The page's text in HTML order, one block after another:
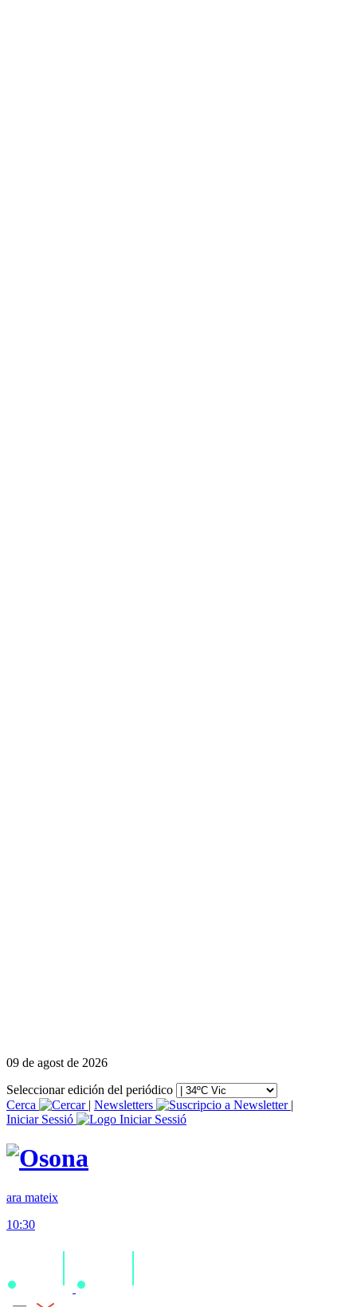
09 de agost de 2026
Seleccionar edición del periódico
Cerca
| Newsletters
|
Iniciar Sessió
ara mateix
10:30